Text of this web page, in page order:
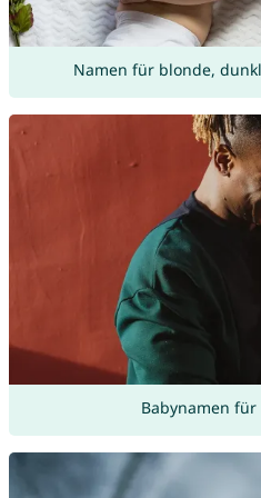
Namen für blonde,
Babynamen